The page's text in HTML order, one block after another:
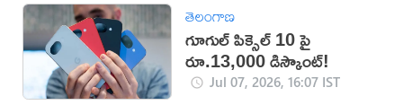
తెలంగాణ
గూగుల్ పిక్సెల్ 10 పై
రూ.13,000 డిస్కౌంట్!
Jul 07, 2026, 16:07 IST